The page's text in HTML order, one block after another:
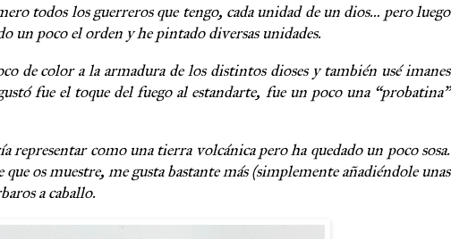
todos los guerreros que tengo, cada unidad de un dios… pero luego
un poco el orden y he pintado diversas unidades.
de color a la armadura de los distintos dioses y también usé imanes
fue el toque del fuego al estandarte, fue un poco una “probatina”
representar como una tierra volcánica pero ha quedado un poco sosa.
os muestre, me gusta bastante más (simplemente añadiéndole unas
a caballo.